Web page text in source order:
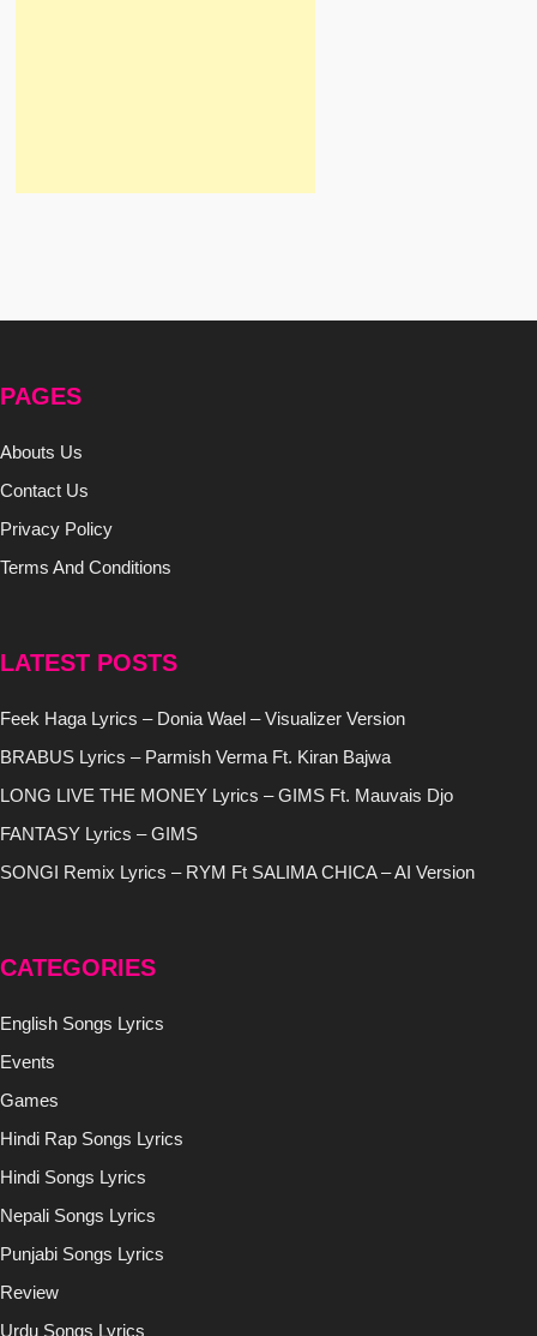
PAGES
Abouts Us
Contact Us
Privacy Policy
Terms And Conditions
LATEST POSTS
Feek Haga Lyrics – Donia Wael – Visualizer Version
BRABUS Lyrics – Parmish Verma Ft. Kiran Bajwa
LONG LIVE THE MONEY Lyrics – GIMS Ft. Mauvais Djo
FANTASY Lyrics – GIMS
SONGI Remix Lyrics – RYM Ft SALIMA CHICA – AI Version
CATEGORIES
English Songs Lyrics
Events
Games
Hindi Rap Songs Lyrics
Hindi Songs Lyrics
Nepali Songs Lyrics
Punjabi Songs Lyrics
Review
Urdu Songs Lyrics